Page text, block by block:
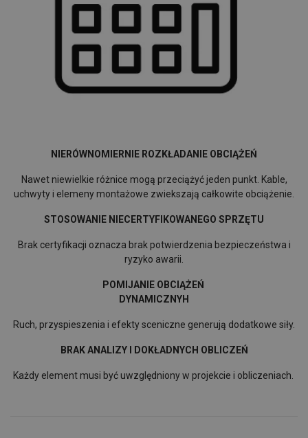
NIERÓWNOMIERNIE ROZKŁADANIE OBCIĄŻEŃ
Nawet niewielkie różnice mogą przeciążyć jeden punkt. Kable,
uchwyty i elemeny montażowe zwiekszają całkowite obciążenie.
STOSOWANIE NIECERTYFIKOWANEGO SPRZĘTU
Brak certyfikacji oznacza brak potwierdzenia bezpieczeństwa i
ryzyko awarii.
POMIJANIE OBCIĄŻEŃ
DYNAMICZNYH
Ruch, przyspieszenia i efekty sceniczne generują dodatkowe siły.
BRAK ANALIZY I DOKŁADNYCH OBLICZEŃ
Każdy element musi być uwzględniony w projekcie i obliczeniach.